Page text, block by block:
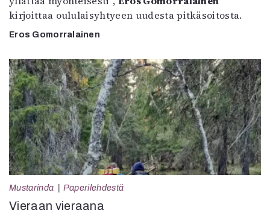
kirjoittaa oululaisyhtyeen uudesta pitkäsoitosta.
Eros Gomorralainen
Mustarinda Paperilehdestä
Vieraan vieraana